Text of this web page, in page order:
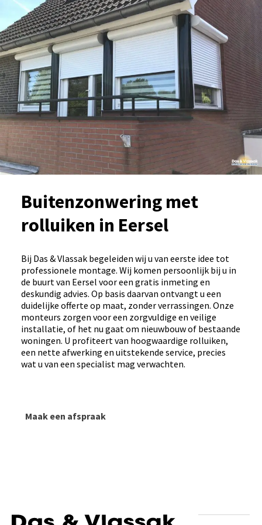
Buitenzonwering met
rolluiken in Eersel
Bij Das & Vlassak begeleiden wij u van eerste idee tot
professionele montage. Wij komen persoonlijk bij u in
de buurt van Eersel voor een gratis inmeting en
deskundig advies. Op basis daarvan ontvangt u een
duidelijke offerte op maat, zonder verrassingen. Onze
monteurs zorgen voor een zorgvuldige en veilige
installatie, of het nu gaat om nieuwbouw of bestaande
woningen. U profiteert van hoogwaardige rolluiken,
een nette afwerking en uitstekende service, precies
wat u van een specialist mag verwachten.
Maak een afspraak